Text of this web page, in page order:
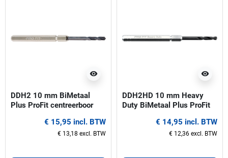
visibility
DDH2 10 mm BiMetaal
Plus ProFit centreerboor
€ 15,95 incl. BTW
€ 13,18 excl. BTW
visibility
DDH2HD 10 mm Heavy
Duty BiMetaal Plus ProFit
32-210 mm€ 14,95 incl. BTW
€ 12,36 excl. BTW